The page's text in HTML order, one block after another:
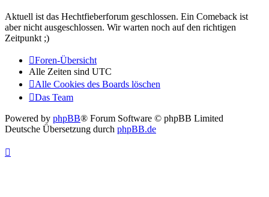
Aktuell ist das Hechtfieberforum geschlossen. Ein Comeback ist
aber nicht ausgeschlossen. Wir warten noch auf den richtigen
Zeitpunkt ;)
Foren-Übersicht
Alle Zeiten sind UTC
Alle Cookies des Boards löschen
Das Team
Powered by phpBB® Forum Software © phpBB Limited
Deutsche Übersetzung durch phpBB.de